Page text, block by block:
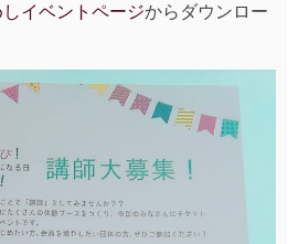
イベントページからダウンロー